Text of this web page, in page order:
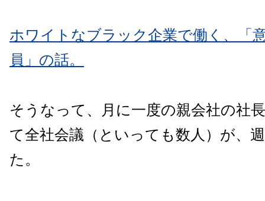
ホワイトなブラック企業で働く、「
員」の話。
そうなって、月に一度の親会社の社
て全社会議（といっても数人）が、
た。